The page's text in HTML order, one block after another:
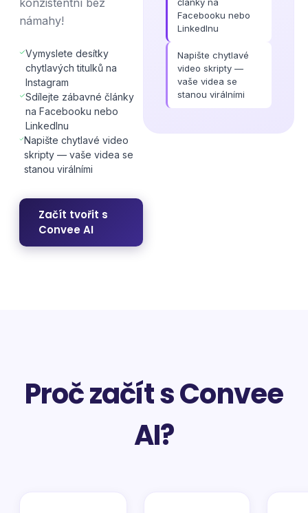
konzistentní bez
námahy!
Vymyslete desítky
chytlavých titulků na
Instagram
Sdílejte zábavné články
na Facebooku nebo
LinkedInu
Napište chytlavé video
skripty — vaše videa se
stanou virálními
Začít tvořit s
Convee AI
Facebooku nebo
LinkedInu
Napište chytlavé
video skripty —
vaše videa se
stanou virálními
Proč začít s Convee
AI?